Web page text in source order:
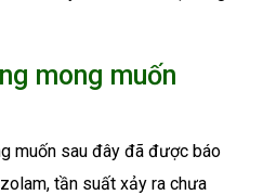
mong muốn
muốn sau đây đã được báo
tần suất xảy ra chưa